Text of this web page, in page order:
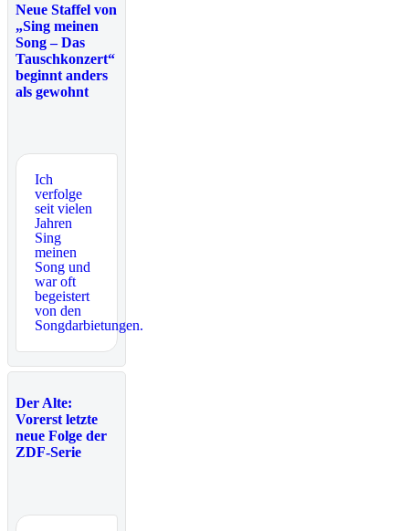
Neue Staffel von
„Sing meinen
Song – Das
Tauschkonzert“
beginnt anders
als gewohnt
Ich
verfolge
seit vielen
Jahren
Sing
meinen
Song und
war oft
begeistert
von den
Songdarbietungen.
Der Alte:
Vorerst letzte
neue Folge der
ZDF-Serie